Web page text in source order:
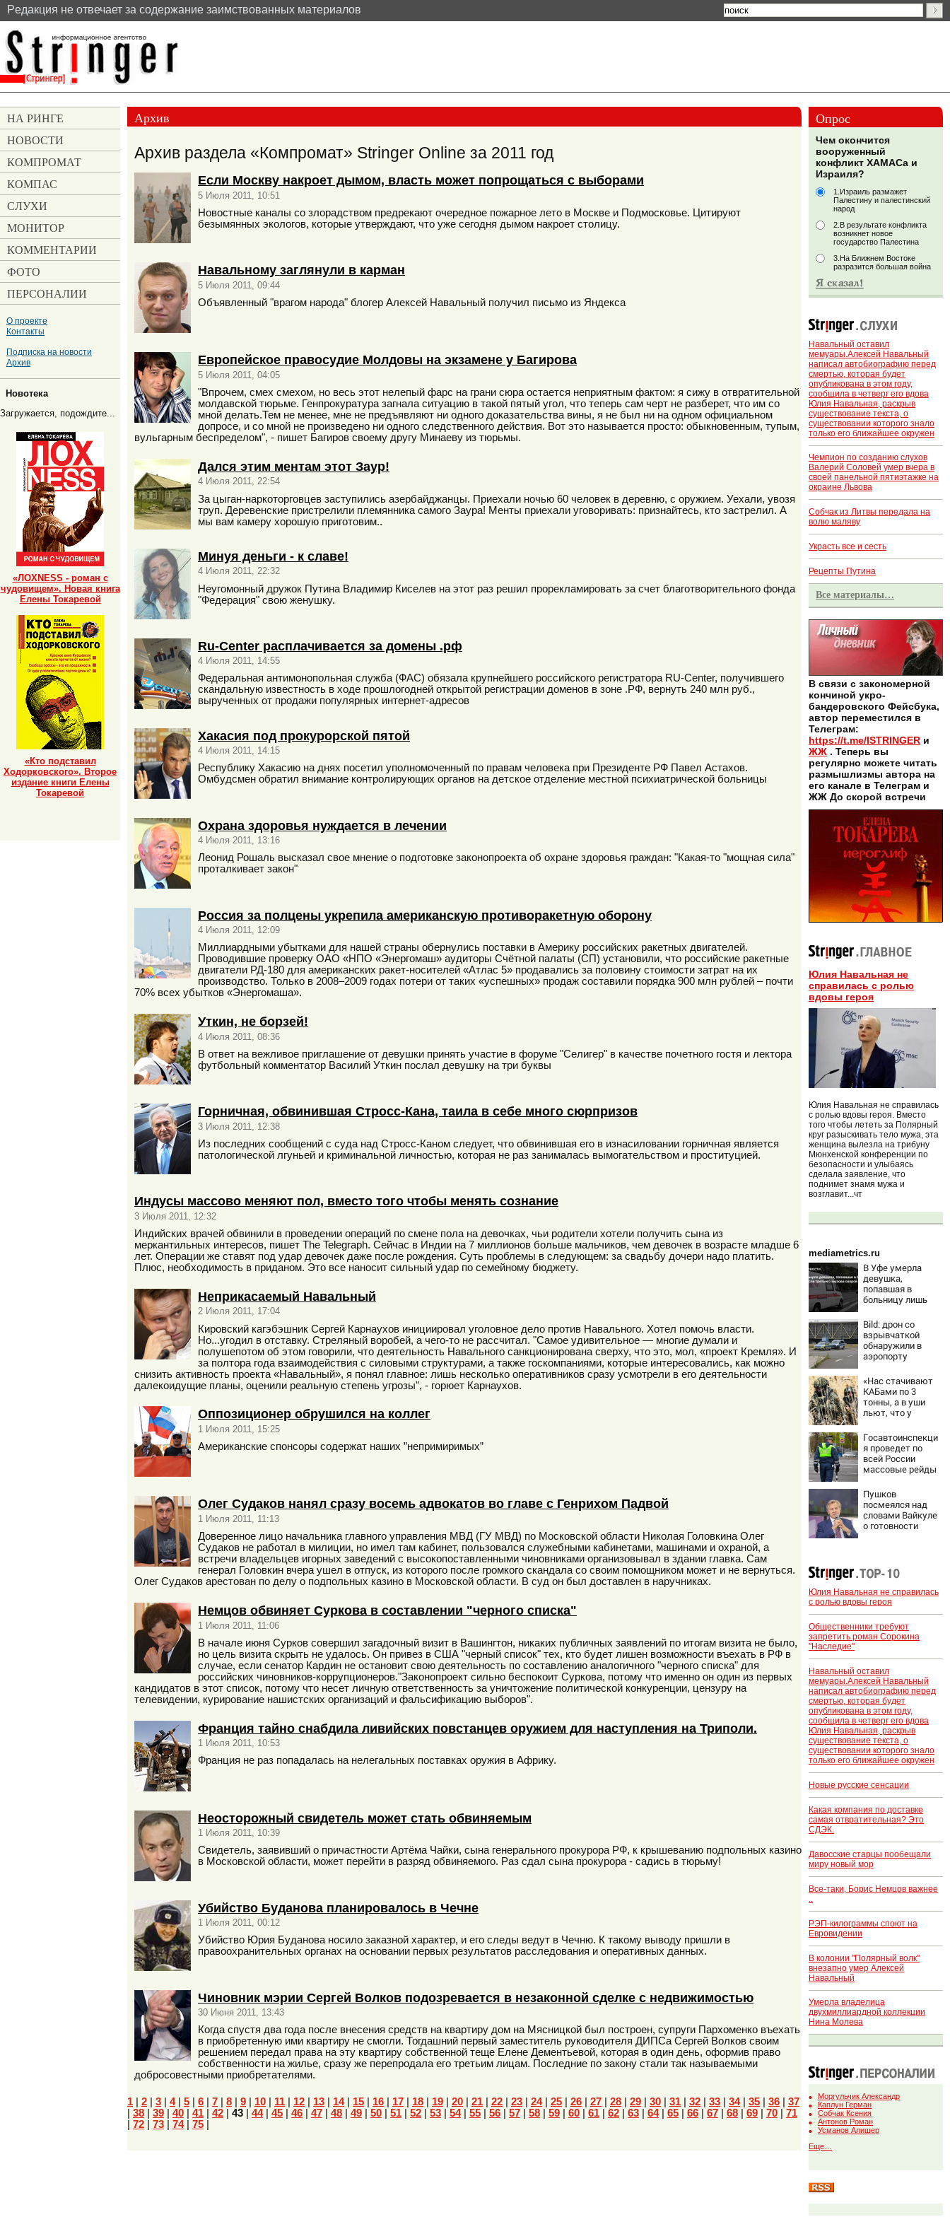
Pедакция не отвечает за содержание заимствованных материалов
Архив
Архив раздела «Компромат» Stringer Online за 2011 год
Если Москву накроет дымом, власть может попрощаться с выборами
5 Июля 2011, 10:51
Новостные каналы со злорадством предрекают очередное пожарное лето в Москве и Подмосковье. Цитируют
безымянных экологов, которые утверждают, что уже сегодня дымом накроет столицу.
Навальному заглянули в карман
5 Июля 2011, 09:44
Объявленный "врагом народа" блогер Алексей Навальный получил письмо из Яндекса
Европейское правосудие Молдовы на экзамене у Багирова
5 Июля 2011, 04:05
"Впрочем, смех смехом, но весь этот нелепый фарс на грани сюра остается неприятным фактом: я сижу в отвратительной
молдавской тюрьме. Генпрокуратура загнала ситуацию в такой пятый угол, что теперь сам черт не разберет, что им со
мной делать.Тем не менее, мне не предъявляют ни одного доказательства вины, я не был ни на одном официальном
допросе, и со мной не произведено ни одного следственного действия. Вот это называется просто: обыкновенным, тупым,
вульгарным беспределом", - пишет Багиров своему другу Минаеву из тюрьмы.
Дался этим ментам этот Заур!
4 Июля 2011, 22:54
За цыган-наркоторговцев заступились азербайджанцы. Приехали ночью 60 человек в деревню, с оружием. Уехали, увозя
труп. Деревенские пристрелили племянника самого Заура! Менты приехали уговоривать: признайтесь, кто застрелил. А
мы вам камеру хорошую приготовим..
Минуя деньги - к славе!
4 Июля 2011, 22:32
Неугомонный дружок Путина Владимир Киселев на этот раз решил прорекламировать за счет благотворительного фонда
"Федерация" свою женушку.
Ru-Center расплачивается за домены .рф
4 Июля 2011, 14:55
Федеральная антимонопольная служба (ФАС) обязала крупнейшего российского регистратора RU-Center, получившего
скандальную известность в ходе прошлогодней открытой регистрации доменов в зоне .РФ, вернуть 240 млн руб.,
вырученных от продажи популярных интернет-адресов
Хакасия под прокурорской пятой
4 Июля 2011, 14:15
Республику Хакасию на днях посетил уполномоченный по правам человека при Президенте РФ Павел Астахов.
Омбудсмен обратил внимание контролирующих органов на детское отделение местной психиатрической больницы
Охрана здоровья нуждается в лечении
4 Июля 2011, 13:16
Леонид Рошаль высказал свое мнение о подготовке законопроекта об охране здоровья граждан: "Какая-то "мощная сила"
проталкивает закон"
Россия за полцены укрепила американскую противоракетную оборону
4 Июля 2011, 12:09
Миллиардными убытками для нашей страны обернулись поставки в Америку российских ракетных двигателей.
Проводившие проверку ОАО «НПО «Энергомаш» аудиторы Счётной палаты (СП) установили, что российские ракетные
двигатели РД-180 для американских ракет-носителей «Атлас 5» продавались за половину стоимости затрат на их
производство. Только в 2008–2009 годах потери от таких «успешных» продаж составили порядка 900 млн рублей – почти
70% всех убытков «Энергомаша».
Уткин, не борзей!
4 Июля 2011, 08:36
В ответ на вежливое приглашение от девушки принять участие в форуме "Селигер" в качестве почетного гостя и лектора
футбольный комментатор Василий Уткин послал девушку на три буквы
Горничная, обвинившая Стросс-Кана, таила в себе много сюрпризов
3 Июля 2011, 12:38
Из последних сообщений с суда над Стросс-Каном следует, что обвинившая его в изнасиловании горничная является
патологической лгуньей и криминальной личностью, которая не раз занималась вымогательством и проституцией.
Индусы массово меняют пол, вместо того чтобы менять сознание
3 Июля 2011, 12:32
Индийских врачей обвинили в проведении операций по смене пола на девочках, чьи родители хотели получить сына из
меркантильных интересов, пишет The Telegraph. Сейчас в Индии на 7 миллионов больше мальчиков, чем девочек в возрасте младше 6
лет. Операции же ставят под удар девочек даже после рождения. Суть проблемы в следующем: за свадьбу дочери надо платить.
Плюс, необходимость в приданом. Это все наносит сильный удар по семейному бюджету.
Неприкасаемый Навальный
2 Июля 2011, 17:04
Кировский кагэбэшник Сергей Карнаухов инициировал уголовное дело против Навального. Хотел помочь власти.
Но...угодил в отставку. Стреляный воробей, а чего-то не рассчитал. "Самое удивительное — многие думали и
полушепотом об этом говорили, что деятельность Навального санкционирована сверху, что это, мол, «проект Кремля». И
за полтора года взаимодействия с силовыми структурами, а также госкомпаниями, которые интересовались, как можно
снизить активность проекта «Навальный», я понял главное: лишь несколько оперативников сразу усмотрели в его деятельности
далекоидущие планы, оценили реальную степень угрозы", - горюет Карнаухов.
Оппозиционер обрушился на коллег
1 Июля 2011, 15:25
Американские спонсоры содержат наших ”непримиримых”
Олег Судаков нанял сразу восемь адвокатов во главе с Генрихом Падвой
1 Июля 2011, 11:13
Доверенное лицо начальника главного управления МВД (ГУ МВД) по Московской области Николая Головкина Олег
Судаков не работал в милиции, но имел там кабинет, пользовался служебными кабинетами, машинами и охраной, а
встречи владельцев игорных заведений с высокопоставленными чиновниками организовывал в здании главка. Сам
генерал Головкин вчера ушел в отпуск, из которого после громкого скандала со своим помощником может и не вернуться.
Олег Судаков арестован по делу о подпольных казино в Московской области. В суд он был доставлен в наручниках.
Немцов обвиняет Суркова в составлении "черного списка"
1 Июля 2011, 11:06
В начале июня Сурков совершил загадочный визит в Вашингтон, никаких публичных заявлений по итогам визита не было,
но цель визита скрыть не удалось. Он привез в США "черный список" тех, кто будет лишен возможности въехать в РФ в
случае, если сенатор Кардин не остановит свою деятельность по составлению аналогичного "черного списка" для
российских чиновников-коррупционеров."Законопроект сильно беспокоит Суркова, потому что именно он один из первых
кандидатов в этот список, потому что несет личную ответственность за уничтожение политической конкуренции, цензуру на
телевидении, курирование нашистских организаций и фальсификацию выборов".
Франция тайно снабдила ливийских повстанцев оружием для наступления на Триполи.
1 Июля 2011, 10:53
Франция не раз попадалась на нелегальных поставках оружия в Африку.
Неосторожный свидетель может стать обвиняемым
1 Июля 2011, 10:39
Свидетель, заявивший о причастности Артёма Чайки, сына генерального прокурора РФ, к крышеванию подпольных казино
в Московской области, может перейти в разряд обвиняемого. Раз сдал сына прокурора - садись в тюрьму!
Убийство Буданова планировалось в Чечне
1 Июля 2011, 00:12
Убийство Юрия Буданова носило заказной характер, и его следы ведут в Чечню. К такому выводу пришли в
правоохранительных органах на основании первых результатов расследования и оперативных данных.
Чиновник мэрии Сергей Волков подозревается в незаконной сделке с недвижимостью
30 Июня 2011, 13:43
Когда спустя два года после внесения средств на квартиру дом на Мясницкой был построен, супруги Пархоменко въехать
в приобретенную ими квартиру не смогли. Тогдашний первый заместитель руководителя ДИПСа Сергей Волков своим
решением передал права на эту квартиру собственной теще Елене Дементьевой, которая в один день, оформив право
собственности на жилье, сразу же перепродала его третьим лицам. Последние по закону стали так называемыми
добросовестными приобретателями.
1 2 3 4| 5 6 7 8 9 10 11 12 13 14| 15 16 17 18 19 20 21 22 23 24| 25 26 27 28 29 30 31 32 33 34| 35 36
37
38 39 40 41 42 43 44| 45 46 47 48 49 50 51 52 53 54| 55 56 57 58 59 60 61 62 63 64| 65 66 67 68 69 70
71
72 73 74| 75
Опрос
Чем окончится
вооруженный
конфликт ХАМАСа и
Израиля?
1.Израиль размажет
Палестину и палестинский
народ
2.В результате конфликта
возникнет новое
государство Палестина
3.На Ближнем Востоке
разразится большая война
Навальный оставил
мемуары.Алексей Навальный
написал автобиографию перед
смертью, которая будет
опубликована в этом году,
сообщила в четверг его вдова
Юлия Навальная, раскрыв
существование текста, о
существовании которого знало
только его ближайшее окружен
Чемпион по созданию слухов
Валерий Соловей умер вчера в
своей панельной пятиэтажке на
окраине Львова
Собчак из Литвы передала на
волю маляву
Украсть все и сесть
Рецепты Путина
Все материалы…
В связи с закономерной
кончиной укро-
бандеровского Фейсбука,
автор переместился в
Телеграм:
https://t.me/ISTRINGER и
ЖЖ . Теперь вы
регулярно можете читать
размышлизмы автора на
его канале в Телеграм и
ЖЖ До скорой встречи
Юлия Навальная не
справилась с ролью
вдовы героя
Юлия Навальная не справилась
с ролью вдовы героя. Вместо
того чтобы лететь за Полярный
круг разыскивать тело мужа, эта
женщина вылезла на трибуну
Мюнхенской конференции по
безопасности и улыбаясь
сделала заявление, что
поднимет знамя мужа и
возглавит...чт
mediametrics.ru
В Уфе умерла
девушка,
попавшая в
больницу лишь
вызова скорой
Bild: дрон со
взрывчаткой
обнаружили в
аэропорту
«Нас стачивают
КАБами по 3
тонны, а в уши
льют, что у
резервов»
Госавтоинспекци
я проведет по
всей России
массовые рейды
Пушков
посмеялся над
словами Вайкуле
о готовности
Юлия Навальная не справилась
с ролью вдовы героя
Общественники требуют
запретить роман Сорокина
"Наследие"
Навальный оставил
мемуары.Алексей Навальный
написал автобиографию перед
смертью, которая будет
опубликована в этом году,
сообщила в четверг его вдова
Юлия Навальная, раскрыв
существование текста, о
существовании которого знало
только его ближайшее окружен
Новые русские сенсации
Какая компания по доставке
самая отвратительная? Это
СДЭК.
Давосские старцы пообещали
миру новый мор
Все-таки, Борис Немцов важнее
РЭП-килограммы споют на
Евровидении
В колонии "Полярный волк"
внезапно умер Алексей
Навальный
Умерла владелица
двухмиллиардной коллекции
Нина Молева
Моргульчик Александр
Каплун Герман
Собчак Ксения
Антонов Роман
Усманов Алишер
Еще…
НА РИНГЕ
НОВОСТИ
КОМПРОМАТ
КОМПАС
СЛУХИ
МОНИТОР
КОММЕНТАРИИ
ФОТО
ПЕРСОНАЛИИ
О проекте
Контакты
Подписка на новости
Архив
Новотека
Загружается, подождите...
«ЛОХNESS - роман с
чудовищем». Новая книга
Елены Токаревой
«Кто подставил
Ходорковского». Второе
издание книги Елены
Токаревой